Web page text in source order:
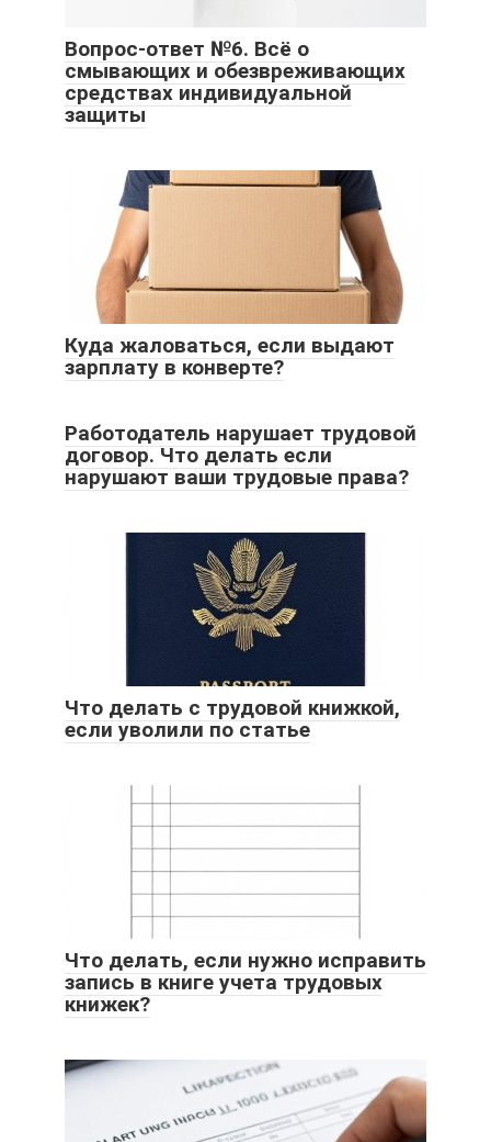
Вопрос-ответ №6. Всё о
смывающих и обезвреживающих
средствах индивидуальной
защиты
Куда жаловаться, если выдают
зарплату в конверте?
Работодатель нарушает трудовой
договор. Что делать если
нарушают ваши трудовые права?
Что делать с трудовой книжкой,
если уволили по статье
Что делать, если нужно исправить
запись в книге учета трудовых
книжек?